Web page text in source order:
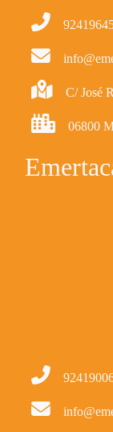
C/ José
06800